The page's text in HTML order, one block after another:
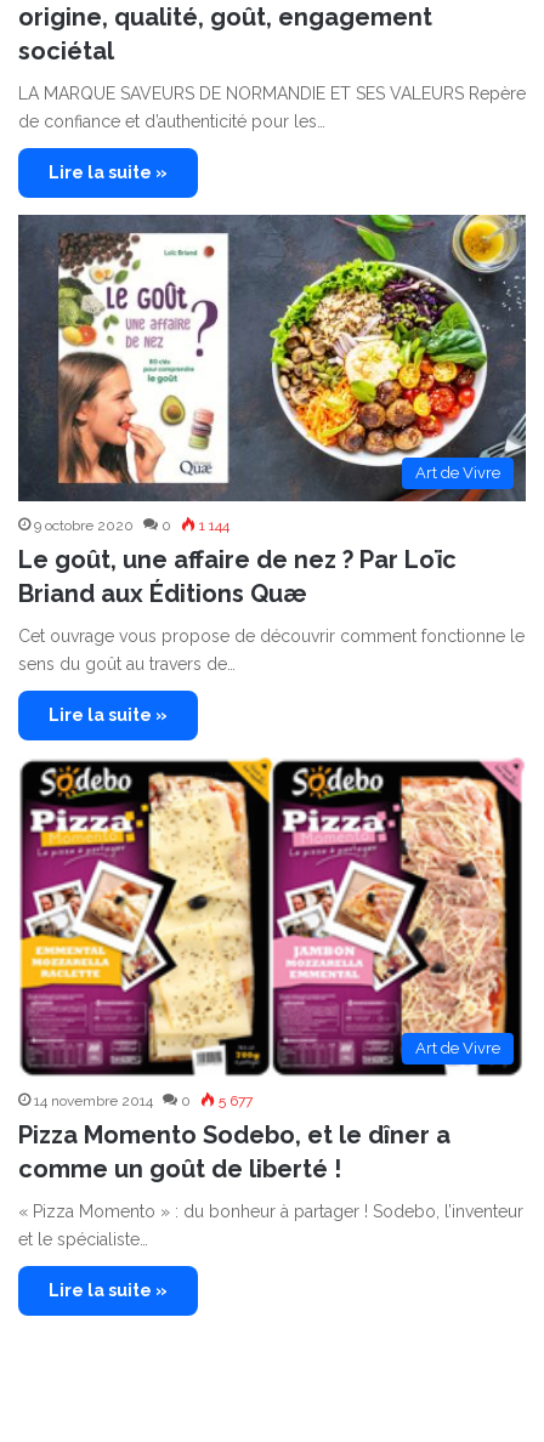
origine, qualité, goût, engagement
sociétal
LA MARQUE SAVEURS DE NORMANDIE ET SES VALEURS Repère
de confiance et d’authenticité pour les…
Lire la suite »
Art de Vivre
9 octobre 2020 0 1 144
Le goût, une affaire de nez ? Par Loïc
Briand aux Éditions Quæ
Cet ouvrage vous propose de découvrir comment fonctionne le
sens du goût au travers de…
Lire la suite »
Art de Vivre
14 novembre 2014 0 5 677
Pizza Momento Sodebo, et le dîner a
comme un goût de liberté !
« Pizza Momento » : du bonheur à partager ! Sodebo, l’inventeur
et le spécialiste…
Lire la suite »